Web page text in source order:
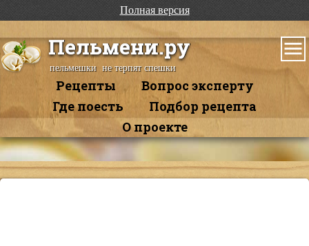
Полная версия
Пельмени.ру
пельмешки не терпят спешки
Рецепты
Вопрос эксперту
Где поесть
Подбор рецепта
О проекте